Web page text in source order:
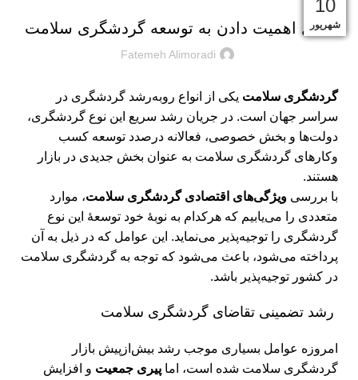
دلایل اهمیت دادن به توسعه گردشگری سلامت
Fatemeh Alimoradi
گردشگری سلامت یکی از انواع روبه‌رشد گردشگری در
سراسر جهان است. در جریان رشد سریع این نوع گردشگری،
دولت‌ها و بخش خصوصی، فعالانه درصدد توسعه کسب
وکارهای گردشگری سلامت به عنوان بخش جدیدی در بازار
هستند.
با بررسی ویژگی‌های اقتصادی گردشگری سلامت، موارد
متعددی را می‌یابیم که هرکدام به نوبۀ خود توسعۀ این نوع
گردشگری را توجیه‌پذیر می‌نماید. این عوامل که در ذیل به آن
پرداخته می‌شود، باعث می‌شود که توجه به گردشگری سلامت
در کشور توجیه‌پذیر باشد.
رشد تضمینی تقاضای گردشگری سلامت
امروزه عوامل بسیاری موجب رشد بیش‌ازپیش بازار
گردشگری سلامت شده است، اما پیری جمعیت و افزایش
11
دی
10
دی
01
آذر
29
آبان
29
آبان
25
شهریور
21
شهریور
10
شهریور
10
شهریور